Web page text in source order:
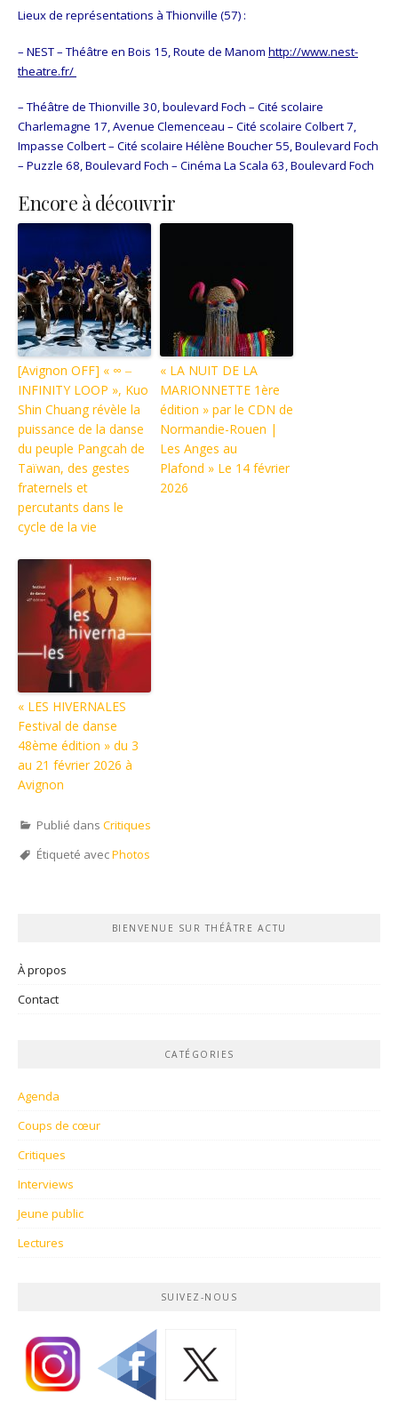
Lieux de représentations à Thionville (57) :
– NEST – Théâtre en Bois 15, Route de Manom http://www.nest-
theatre.fr/
– Théâtre de Thionville 30, boulevard Foch – Cité scolaire
Charlemagne 17, Avenue Clemenceau – Cité scolaire Colbert 7,
Impasse Colbert – Cité scolaire Hélène Boucher 55, Boulevard Foch
– Puzzle 68, Boulevard Foch – Cinéma La Scala 63, Boulevard Foch
Encore à découvrir
[Avignon OFF] « ∞ ‒
INFINITY LOOP », Kuo
Shin Chuang révèle la
puissance de la danse
du peuple Pangcah de
Taïwan, des gestes
fraternels et
percutants dans le
cycle de la vie
« LA NUIT DE LA
MARIONNETTE 1ère
édition » par le CDN de
Normandie-Rouen |
Les Anges au
Plafond » Le 14 février
2026
« LES HIVERNALES
Festival de danse
48ème édition » du 3
au 21 février 2026 à
Avignon
Publié dans Critiques
Étiqueté avecPhotos
BIENVENUE SUR THÉÂTRE ACTU
À propos
Contact
CATÉGORIES
Agenda
Coups de cœur
Critiques
Interviews
Jeune public
Lectures
SUIVEZ-NOUS